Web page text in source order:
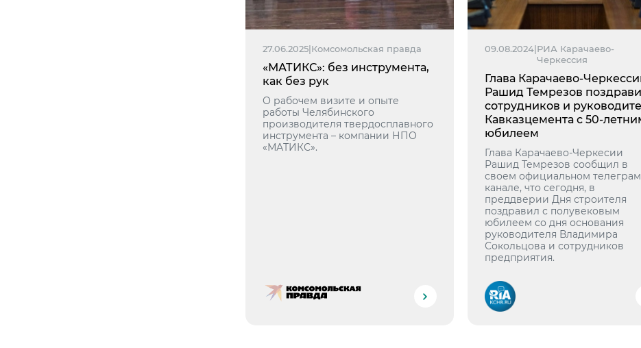
27.06.2025|Комсомольская правда
«МАТИКС»: без инструмента,
как без рук
О рабочем визите и опыте
работы Челябинского
производителя твердосплавного
инструмента – компании НПО
«МАТИКС».
09.08.2024|РИА Карачаево-
Черкессия
Глава Карачаево-
Рашид Темрезов
сотрудников и
Кавказцемента с 50-
юбилеем
Глава Карачаево-Черкесии
Рашид Темрезов сообщил в
своем официальном
канале, что сегодня, в
преддверии Дня строителя
поздравил с полувековым
юбилеем со дня основания
руководителя Владимира
Сокольцова и сотрудников
предприятия.